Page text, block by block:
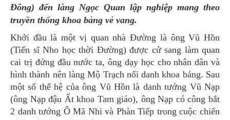
Đông) đến làng Ngọc Quan lập nghiệp mang theo
truyền thống khoa bảng vẻ vang.
Khởi đầu là một vị quan nhà Đường là ông Vũ Hồn
(Tiến sĩ Nho học thời Đường) được cử sang làm quan
cai trị đứng đầu nước ta, ông dạy học cho nhân dân và
hình thành nên làng Mộ Trạch nổi danh khoa bảng. Sau
một số thế hệ của ông Vũ Hồn là danh tướng Vũ Nạp
(ông Nạp đậu Ất khoa Tam giáo), ông Nạp có công bắt
2 danh tướng Ô Mã Nhi và Phàn Tiếp trong cuộc chiến